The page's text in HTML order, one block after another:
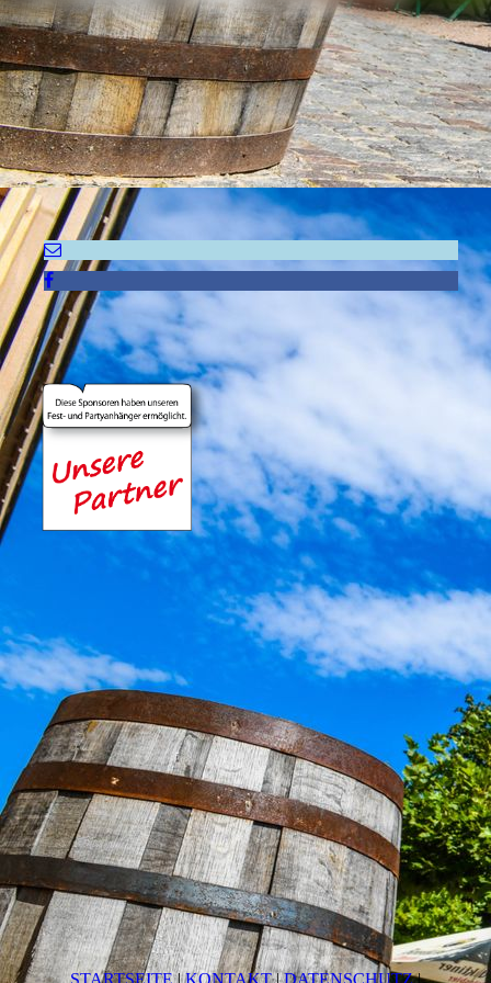
STARTSEITE|KONTAKT|DATEN­SCHUTZ|